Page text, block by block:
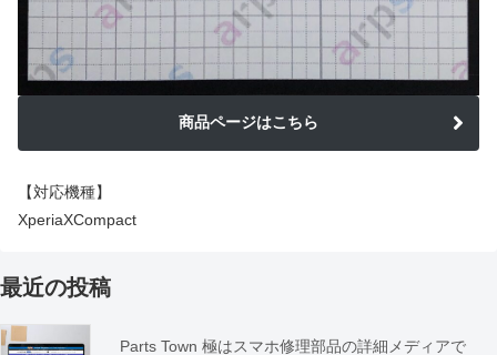
商品ページはこちら
【対応機種】
XperiaXCompact
最近の投稿
Parts Town 極はスマホ修理部品の詳細メディアで